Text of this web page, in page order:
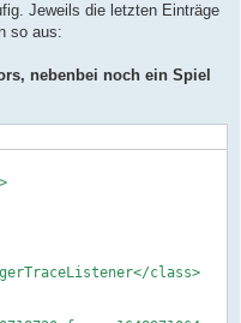
Jeweils die letzten Einträge
so aus:
nebenbei noch ein Spiel
class>